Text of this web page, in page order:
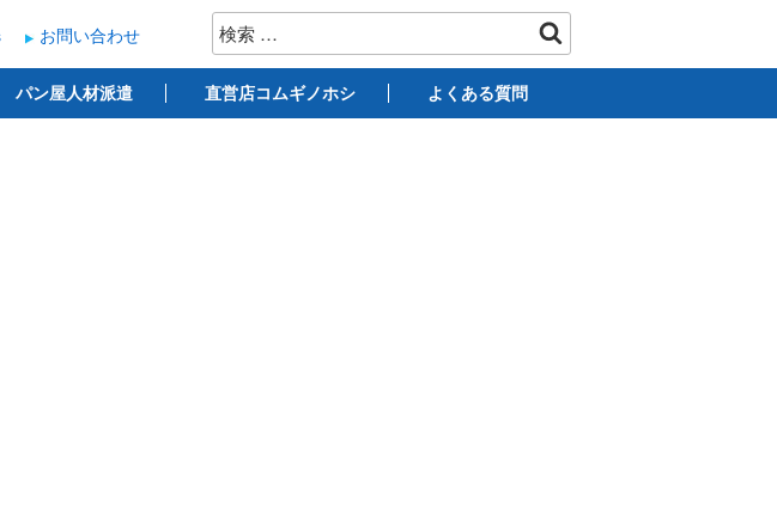
検
索:
お問い合わせ
パン屋人材派遣 直営店コムギノホシ よくある質問